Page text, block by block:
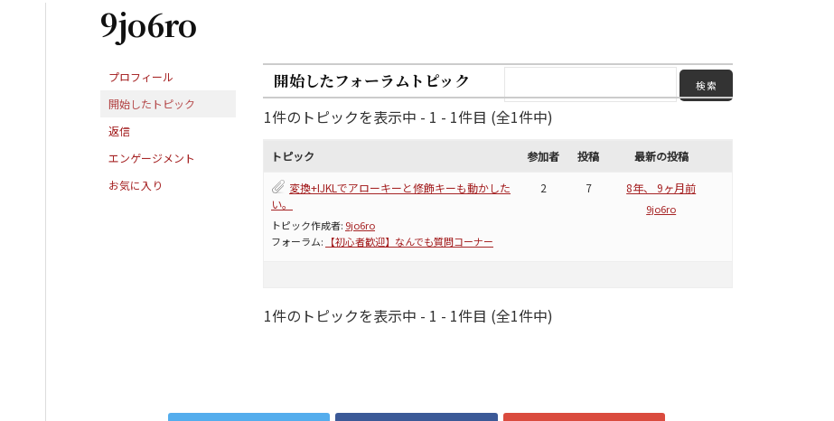
9jo6ro
プロフィール
開始したトピック
返信
エンゲージメント
お気に入り
開始したフォーラムトピック
1件のトピックを表示中 - 1 - 1件目 (全1件中)
トピック 参加者 投稿 最新の投稿
変換+IJKLでアローキーと修飾キーも動かした
い。
トピック作成者: 9jo6ro
フォーラム:
【初心者歓迎】なんでも質問コーナー
2 7 8年、 9ヶ月前
9jo6ro
1件のトピックを表示中 - 1 - 1件目 (全1件中)